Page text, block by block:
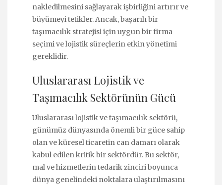
nakledilmesini sağlayarak işbirliğini artırır ve
büyümeyi tetikler. Ancak, başarılı bir
taşımacılık stratejisi için uygun bir firma
seçimi ve lojistik süreçlerin etkin yönetimi
gereklidir.
Uluslararası Lojistik ve
Taşımacılık Sektörünün Gücü
Uluslararası lojistik ve taşımacılık sektörü,
günümüz dünyasında önemli bir güce sahip
olan ve küresel ticaretin can damarı olarak
kabul edilen kritik bir sektördür. Bu sektör,
mal ve hizmetlerin tedarik zinciri boyunca
dünya genelindeki noktalara ulaştırılmasını